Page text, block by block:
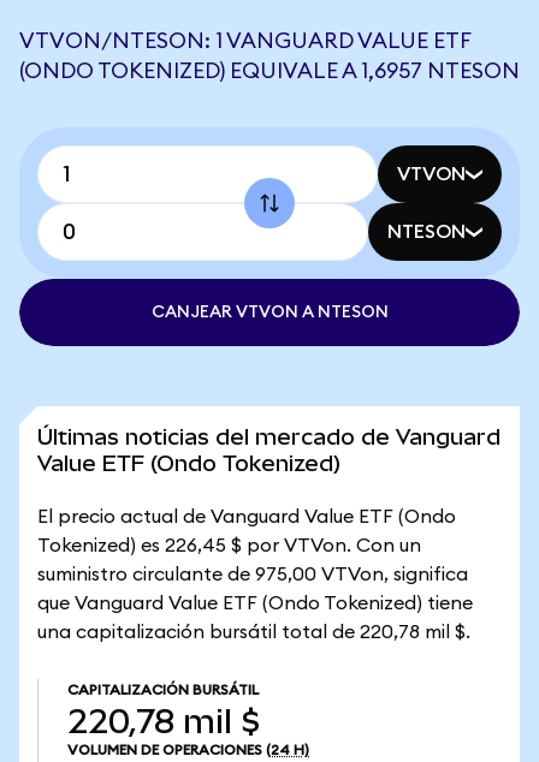
VTVON/NTESON: 1 VANGUARD VALUE ETF
(ONDO TOKENIZED) EQUIVALE A 1,6957 NTESON
VTVON
NTESON
CANJEAR VTVON A NTESON
Últimas noticias del mercado de Vanguard
Value ETF (Ondo Tokenized)
El precio actual de Vanguard Value ETF (Ondo
Tokenized) es 226,45 $ por VTVon. Con un
suministro circulante de 975,00 VTVon, significa
que Vanguard Value ETF (Ondo Tokenized) tiene
una capitalización bursátil total de 220,78 mil $.
CAPITALIZACIÓN BURSÁTIL
220,78 mil $
VOLUMEN DE OPERACIONES (24 H)